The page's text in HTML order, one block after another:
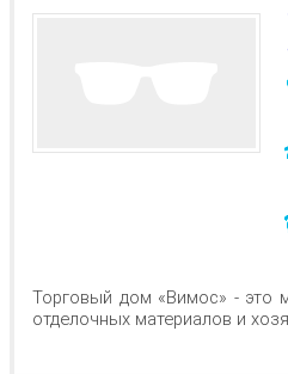
Торговый дом «Вимос» - это
отделочных материалов и